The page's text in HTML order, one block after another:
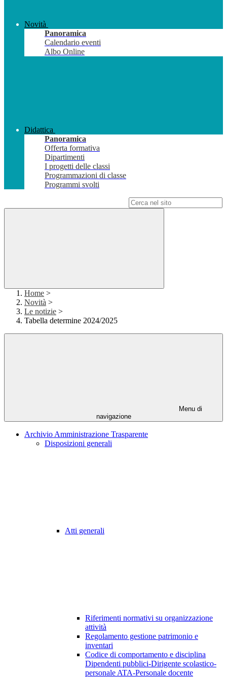
Novità
Panoramica
Calendario eventi
Albo Online
Didattica
Panoramica
Offerta formativa
Dipartimenti
I progetti delle classi
Programmazioni di classe
Programmi svolti
Home >
Novità >
Le notizie >
Tabella determine 2024/2025
Menu di
navigazione
Archivio Amministrazione Trasparente
Disposizioni generali
Atti generali
Riferimenti normativi su organizzazione
attività
Regolamento gestione patrimonio e
inventari
Codice di comportamento e disciplina
Dipendenti pubblici-Dirigente scolastico-
personale ATA-Personale docente